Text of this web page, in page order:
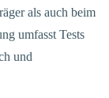
als auch beim
umfasst Tests
und